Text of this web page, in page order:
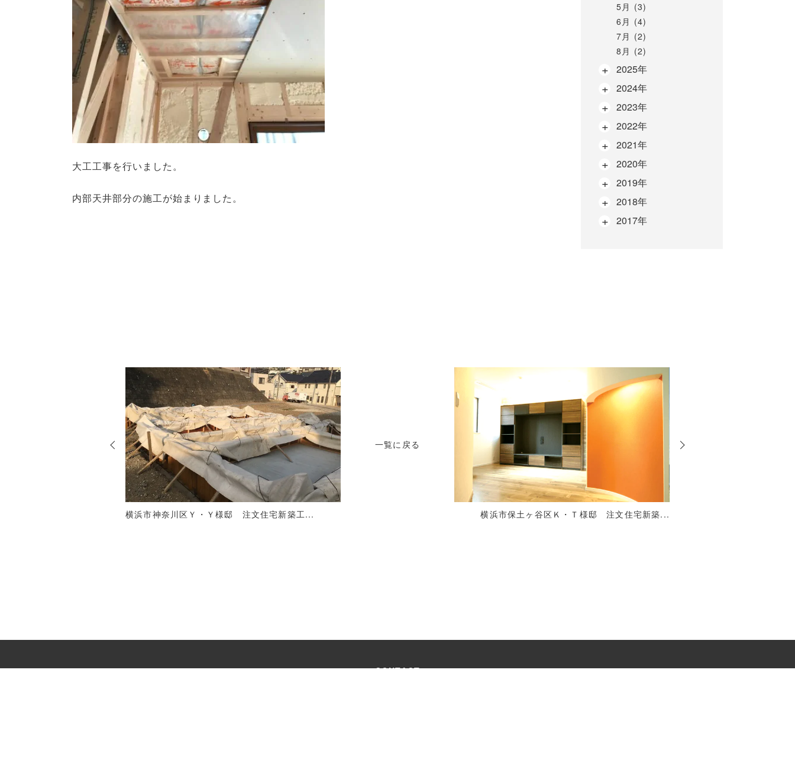
大工工事を行いました。
内部天井部分の施工が始まりました。
5月 (3)
6月 (4)
7月 (2)
8月 (2)
2025年
2024年
2023年
2022年
2021年
2020年
2019年
2018年
2017年
横浜市神奈川区Ｙ・Ｙ様邸 注文住宅新築工...
一覧に戻る
横浜市保土ヶ谷区Ｋ・Ｔ様邸 注文住宅新築...
CONTACT